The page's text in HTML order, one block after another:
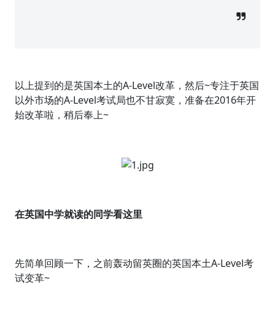
以上提到的是英国本土的A-Level改革，然后~专注于英国
以外市场的A-Level考试局也不甘寂寞，准备在2016年开
始改革啦，稍后奉上~
在英国中学就读的同学看这里
先简单回顾一下，之前轰动留英圈的英国本土A-Level考
试变革~